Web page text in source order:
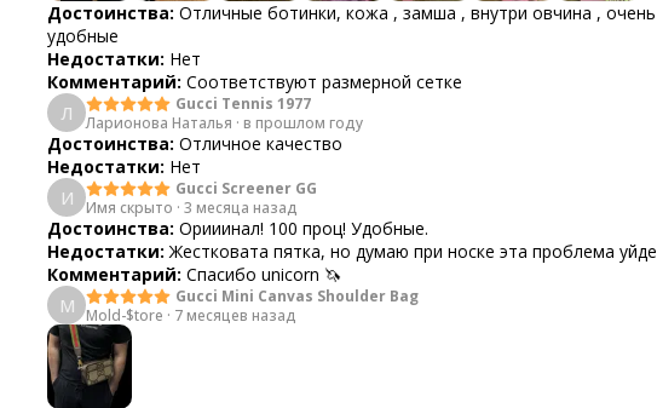
Достоинства: Отличные ботинки, кожа , замша , внутри овчина , очень
удобные
Недостатки: Нет
Комментарий: Соответствуют размерной сетке
Л
Gucci Tennis 1977
Ларионова Наталья · в прошлом году
Достоинства: Отличное качество
Недостатки: Нет
И
Gucci Screener GG
Имя скрыто · 3 месяца назад
Достоинства: Орииинал! 100 проц! Удобные.
Недостатки: Жестковата пятка, но думаю при носке эта проблема
Комментарий: Спасибо unicorn 🦄
М
Gucci Mini Canvas Shoulder Bag
Мold-$tore · 7 месяцев назад